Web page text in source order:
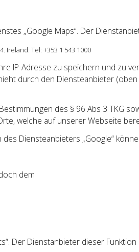
„Google Maps“. Der
Ireland. Tel: +353 1 543 1000
IP-Adresse zu speichern und zu
durch den Diensteanbieter
des § 96 Abs 3 TKG
welche auf unserer Webseite
Diensteanbieters „Google“
dem
Der Dienstanbieter dieser Funktion